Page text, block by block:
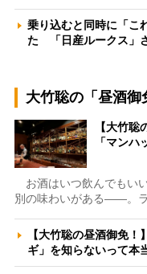
乗り込むと同時に「こ
た 「日産ルークス」
大竹聡の「昼酒御
【大竹聡
「マン
お酒はいつ飲んでもい
別の味わいがある――。
【大竹聡の昼酒御免
ギ」を知らないって